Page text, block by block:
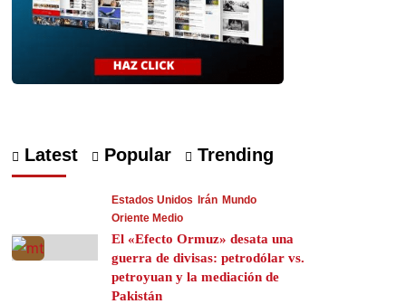
Latest Popular Trending
Estados Unidos Irán Mundo
Oriente Medio
El «Efecto Ormuz» desata una
guerra de divisas: petrodólar vs.
petroyuan y la mediación de
Pakistán